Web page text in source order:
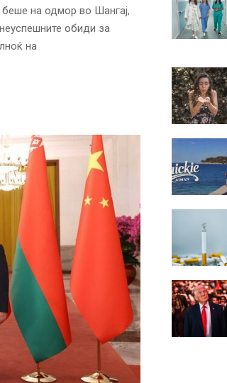
на одмор во Шангај,
обиди за
на